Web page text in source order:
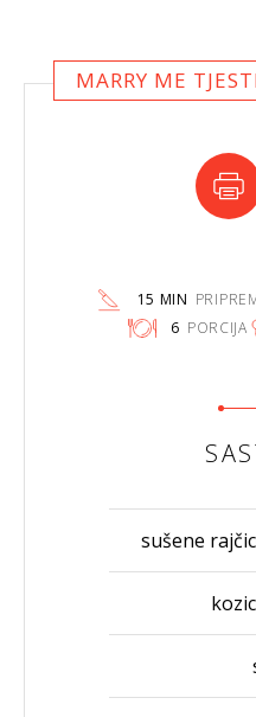
MARRY ME
15 MIN
6 PORCIJA
sušene